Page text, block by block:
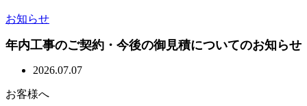
お知らせ
年内工事のご契約・今後の御見積についてのお知らせ
2026.07.07
お客様へ